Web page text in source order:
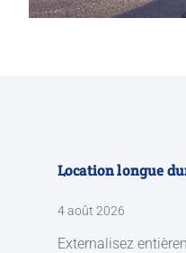
Location longue
4 août 2026
Externalisez